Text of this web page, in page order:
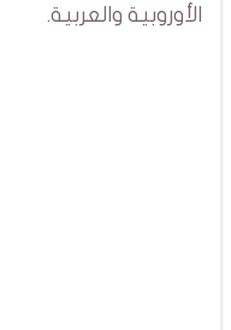
الأوروبية والعربية.